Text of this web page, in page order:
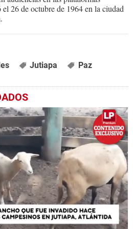
26 de octubre de 1964 en la ciudad
Jutiapa Paz